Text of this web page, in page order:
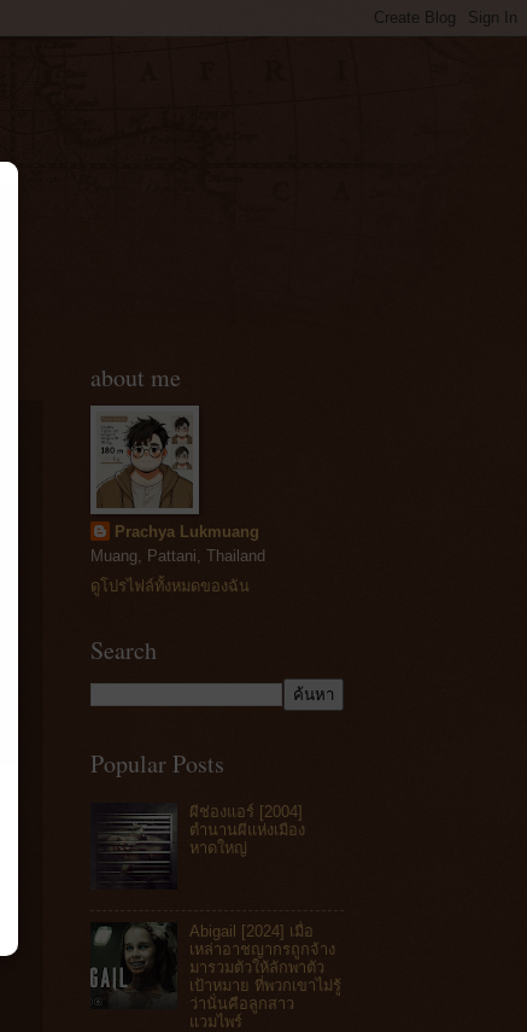
about me
Prachya Lukmuang
Muang, Pattani, Thailand
ดูโปรไฟล์ทั้งหมดของฉัน
Search
Popular Posts
ผีช่องแอร์ [2004]
ตำนานผีแห่งเมือง
หาดใหญ่
Abigail [2024] เมื่อ
เหล่าอาชญากรถูกจ้าง
มารวมตัวให้ลักพาตัว
เป้าหมาย ที่พวกเขาไม่รู้
ว่านั่นคือลูกสาว
แวมไพร์